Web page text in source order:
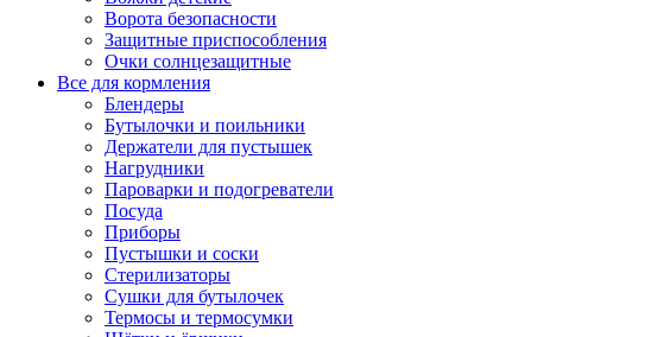
Ворота безопасности
Защитные приспособления
Очки солнцезащитные
Все для кормления
Блендеры
Бутылочки и поильники
Держатели для пустышек
Нагрудники
Пароварки и подогреватели
Посуда
Приборы
Пустышки и соски
Стерилизаторы
Сушки для бутылочек
Термосы и термосумки